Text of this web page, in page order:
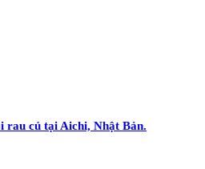
rau củ tại Aichi, Nhật Bản.